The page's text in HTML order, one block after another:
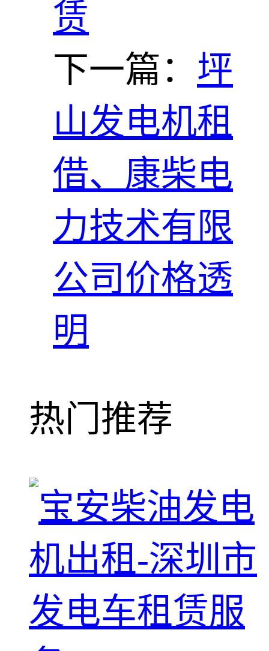
赁
下一篇： 坪
山发电机租
借、康柴电
力技术有限
公司价格透
明
热门推荐